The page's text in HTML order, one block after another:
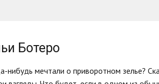
Ботеро
нибудь мечтали о приворотном зелье?